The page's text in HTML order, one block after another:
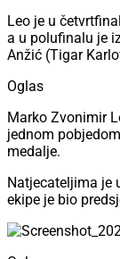
Leo je u
a u polufinalu je
Anžić (Tigar
Oglas
Marko Zvonimir
jednom
medalje.
Natjecateljima je
ekipe je bio